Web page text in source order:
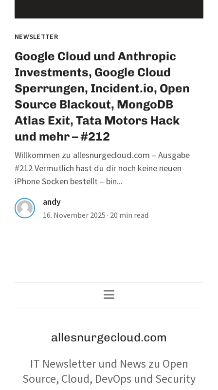
NEWSLETTER
Google Cloud und Anthropic
Investments, Google Cloud
Sperrungen, Incident.io, Open
Source Blackout, MongoDB
Atlas Exit, Tata Motors Hack
und mehr – #212
Willkommen zu allesnurgecloud.com – Ausgabe
#212 Vermutlich hast du dir noch keine neuen
iPhone Socken bestellt – bin...
andy
16. November 2025 · 20 min read
allesnurgecloud.com
IT Newsletter und News zu Open
Source, Cloud, DevOps und Security